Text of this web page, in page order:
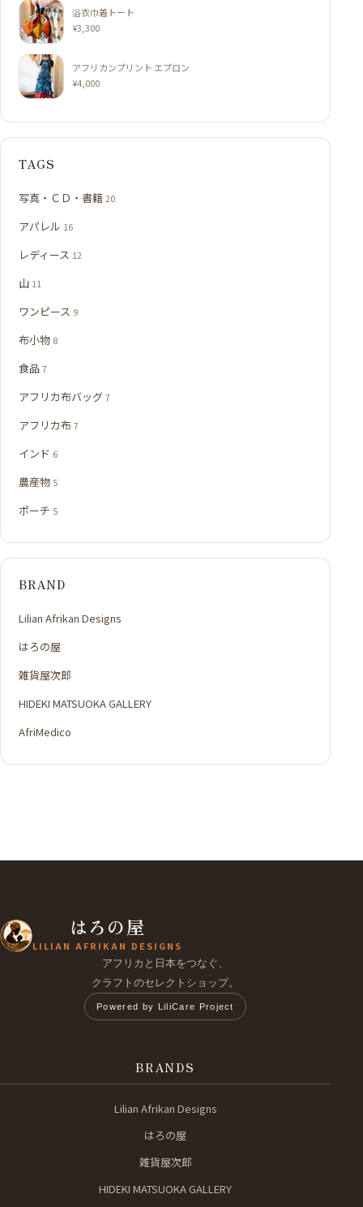
浴衣巾着トート
¥3,300
アフリカンプリント エプロン
¥4,000
TAGS
写真・ＣＤ・書籍20
アパレル 16
レディース 12
山 11
ワンピース 9
布小物 8
食品7
アフリカ布バッグ7
アフリカ布7
インド 6
農産物 5
ポーチ 5
BRAND
Lilian Afrikan Designs
はろの屋
雑貨屋次郎
HIDEKI MATSUOKA GALLERY
AfriMedico
はろの屋
LILIAN AFRIKAN DESIGNS
アフリカと日本をつなぐ、
クラフトのセレクトショップ。
Powered by LiliCare Project
BRANDS
Lilian Afrikan Designs
はろの屋
雑貨屋次郎
HIDEKI MATSUOKA GALLERY